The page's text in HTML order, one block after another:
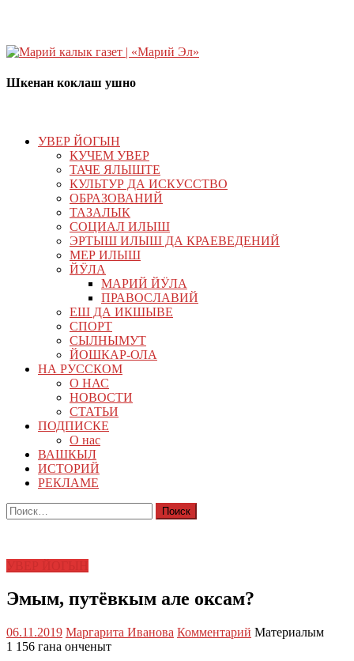
Шкенан коклаш ушно
УВЕР ЙОГЫН
КУЧЕМ УВЕР
ТАЧЕ ЯЛЫШТЕ
КУЛЬТУР ДА ИСКУССТВО
ОБРАЗОВАНИЙ
ТАЗАЛЫК
СОЦИАЛ ИЛЫШ
ЭРТЫШ ИЛЫШ ДА КРАЕВЕДЕНИЙ
МЕР ИЛЫШ
ЙӰЛА
МАРИЙ ЙӰЛА
ПРАВОСЛАВИЙ
ЕШ ДА ИКШЫВЕ
СПОРТ
СЫЛНЫМУТ
ЙОШКАР-ОЛА
НА РУССКОМ
О НАС
НОВОСТИ
СТАТЬИ
ПОДПИСКЕ
О нас
ВАШКЫЛ
ИСТОРИЙ
РЕКЛАМЕ
Найти:
Эмым, путёвкым але оксам?
06.11.2019 Маргарита Иванова Комментарий Материалым
1 156 гана онченыт